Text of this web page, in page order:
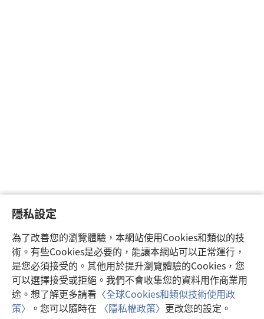
隱私設定
為了改善您的瀏覽體驗，本網站使用Cookies和類似的技
術。有些Cookies是必要的，能讓本網站可以正常運行，
是您必須接受的。其他用於提升瀏覽體驗的Cookies，您
可以選擇接受或拒絕。我們不會收集您的資料用作商業用
途。想了解更多請看 〈全球Cookies和類似技術使用政
策〉 。您可以隨時在 〈隱私權政策〉 更改您的設定。